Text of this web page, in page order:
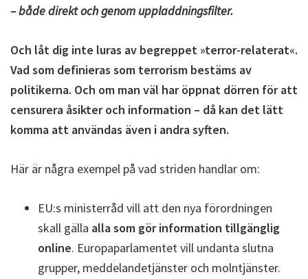
– både direkt och genom uppladdningsfilter.
Och låt dig inte luras av begreppet »terror-relaterat«.
Vad som definieras som terrorism bestäms av
politikerna. Och om man väl har öppnat dörren för att
censurera åsikter och information – då kan det lätt
komma att användas även i andra syften.
Här är några exempel på vad striden handlar om:
EU:s ministerråd vill att den nya förordningen
skall gälla alla som gör information tillgänglig
online. Europaparlamentet vill undanta slutna
grupper, meddelandetjänster och molntjänster.